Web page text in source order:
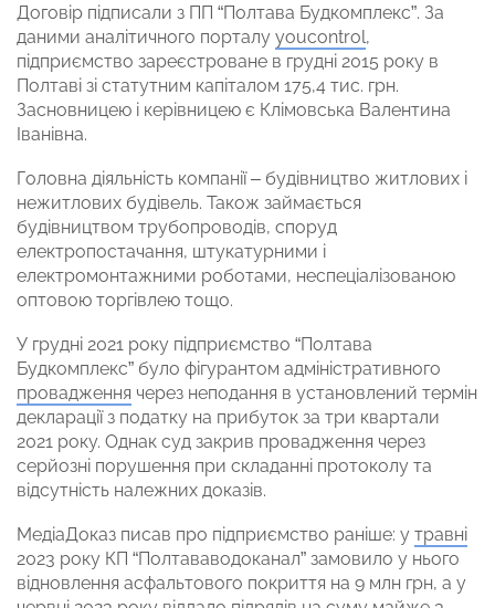
Договір підписали з ПП “Полтава Будкомплекс”. За
даними аналітичного порталу youcontrol,
підприємство зареєстроване в грудні 2015 року в
Полтаві зі статутним капіталом 175,4 тис. грн.
Засновницею і керівницею є Клімовська Валентина
Іванівна.
Головна діяльність компанії – будівництво житлових і
нежитлових будівель. Також займається
будівництвом трубопроводів, споруд
електропостачання, штукатурними і
електромонтажними роботами, неспеціалізованою
оптовою торгівлею тощо.
У грудні 2021 року підприємство “Полтава
Будкомплекс” було фігурантом адміністративного
провадження через неподання в установлений термін
декларації з податку на прибуток за три квартали
2021 року. Однак суд закрив провадження через
серйозні порушення при складанні протоколу та
відсутність належних доказів.
МедіаДоказ писав про підприємство раніше: у травні
2023 року КП “Полтававодоканал” замовило у нього
відновлення асфальтового покриття на 9 млн грн, а у